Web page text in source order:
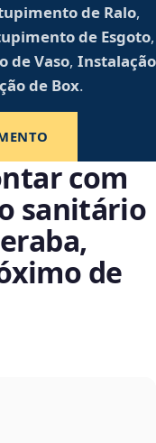
de Ralo,
de Esgoto,
de Vaso, Instalação
de Box.
com
sanitário
de